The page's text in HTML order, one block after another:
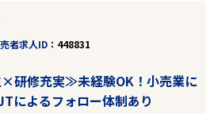
者求人ID 448831
×研修充実≫未経験OK！小売業に
によるフォロー体制あり